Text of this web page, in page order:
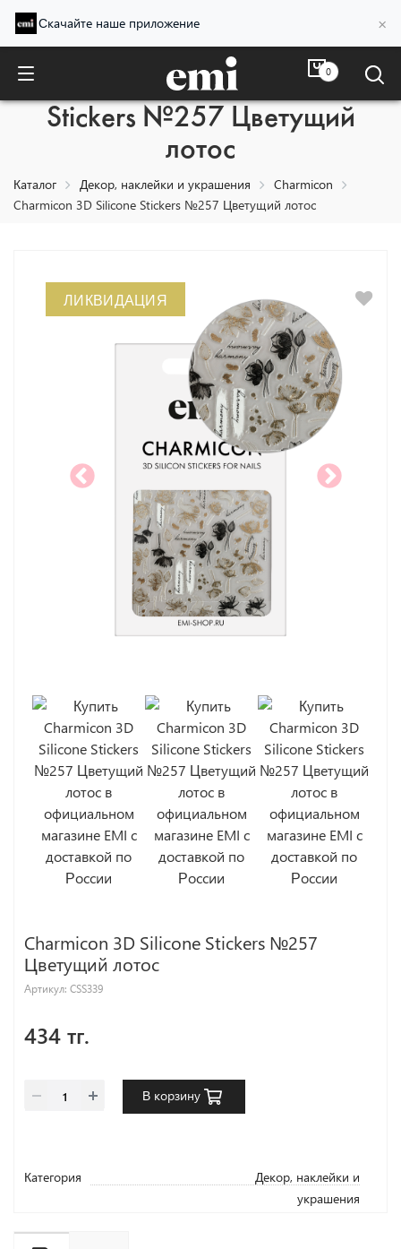
Скачайте наше приложение ×
0
Charmicon 3D Silicone
Stickers №257 Цветущий
лотос
Каталог Декор, наклейки и украшения
Charmicon
Charmicon 3D Silicone Stickers №257 Цветущий лотос
ЛИКВИДАЦИЯ
Charmicon 3D Silicone Stickers №257
Цветущий лотос
Артикул: CSS339
434 тг.
В корзину
Категория
Декор, наклейки и
украшения